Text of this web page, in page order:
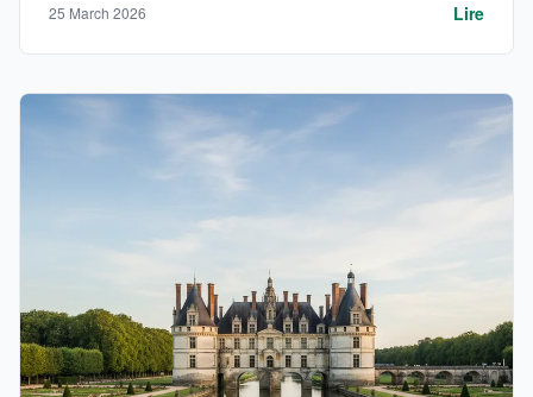
25 March 2026 Lire